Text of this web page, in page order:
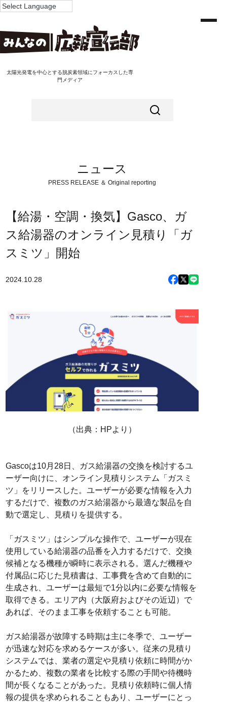
太陽光発電を中心とする脱炭素領域にフォーカスした専
門メディア
ニュース
PRESS RELEASE ＆ Original reporting
【給湯・空調・換気】Gasco、ガ
ス給湯器のオンライン見積り「ガ
スミツ」開始
2024.10.28
（出典：HPより）
Gascoは10月28日、ガス給湯器の交換を検討するユ
ーザー向けに、オンライン見積りシステム「ガスミ
ツ」をリリースした。ユーザーが必要な情報を入力
するだけで、複数のガス給湯器から最適な製品を自
動で選定し、見積りを提供する。
「ガスミツ」はシンプルな操作で、ユーザーが現在
使用している給湯器の品番を入力するだけで、交換
候補となる機種が瞬時に表示される。選んだ機種や
付属品に応じた見積書は、工事費を含めて自動的に
生成され、ユーザーは最短で1分以内に必要な情報を
取得できる。エリア内（大阪府およびその近辺）で
あれば、そのまま工事を依頼することも可能。
ガス給湯器が故障する時期は主に冬季で、ユーザー
が迅速な対応を求めるケースが多い。従来の見積り
システムでは、業者の選定や見積り依頼に時間がか
かるため、複数の業者を比較する際の手間や待機時
間が長くなることがあった。見積り依頼時に個人情
報の提供を求められることもあり、ユーザーにとっ